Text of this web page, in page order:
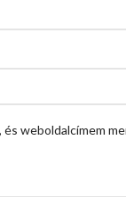
és weboldalcímem